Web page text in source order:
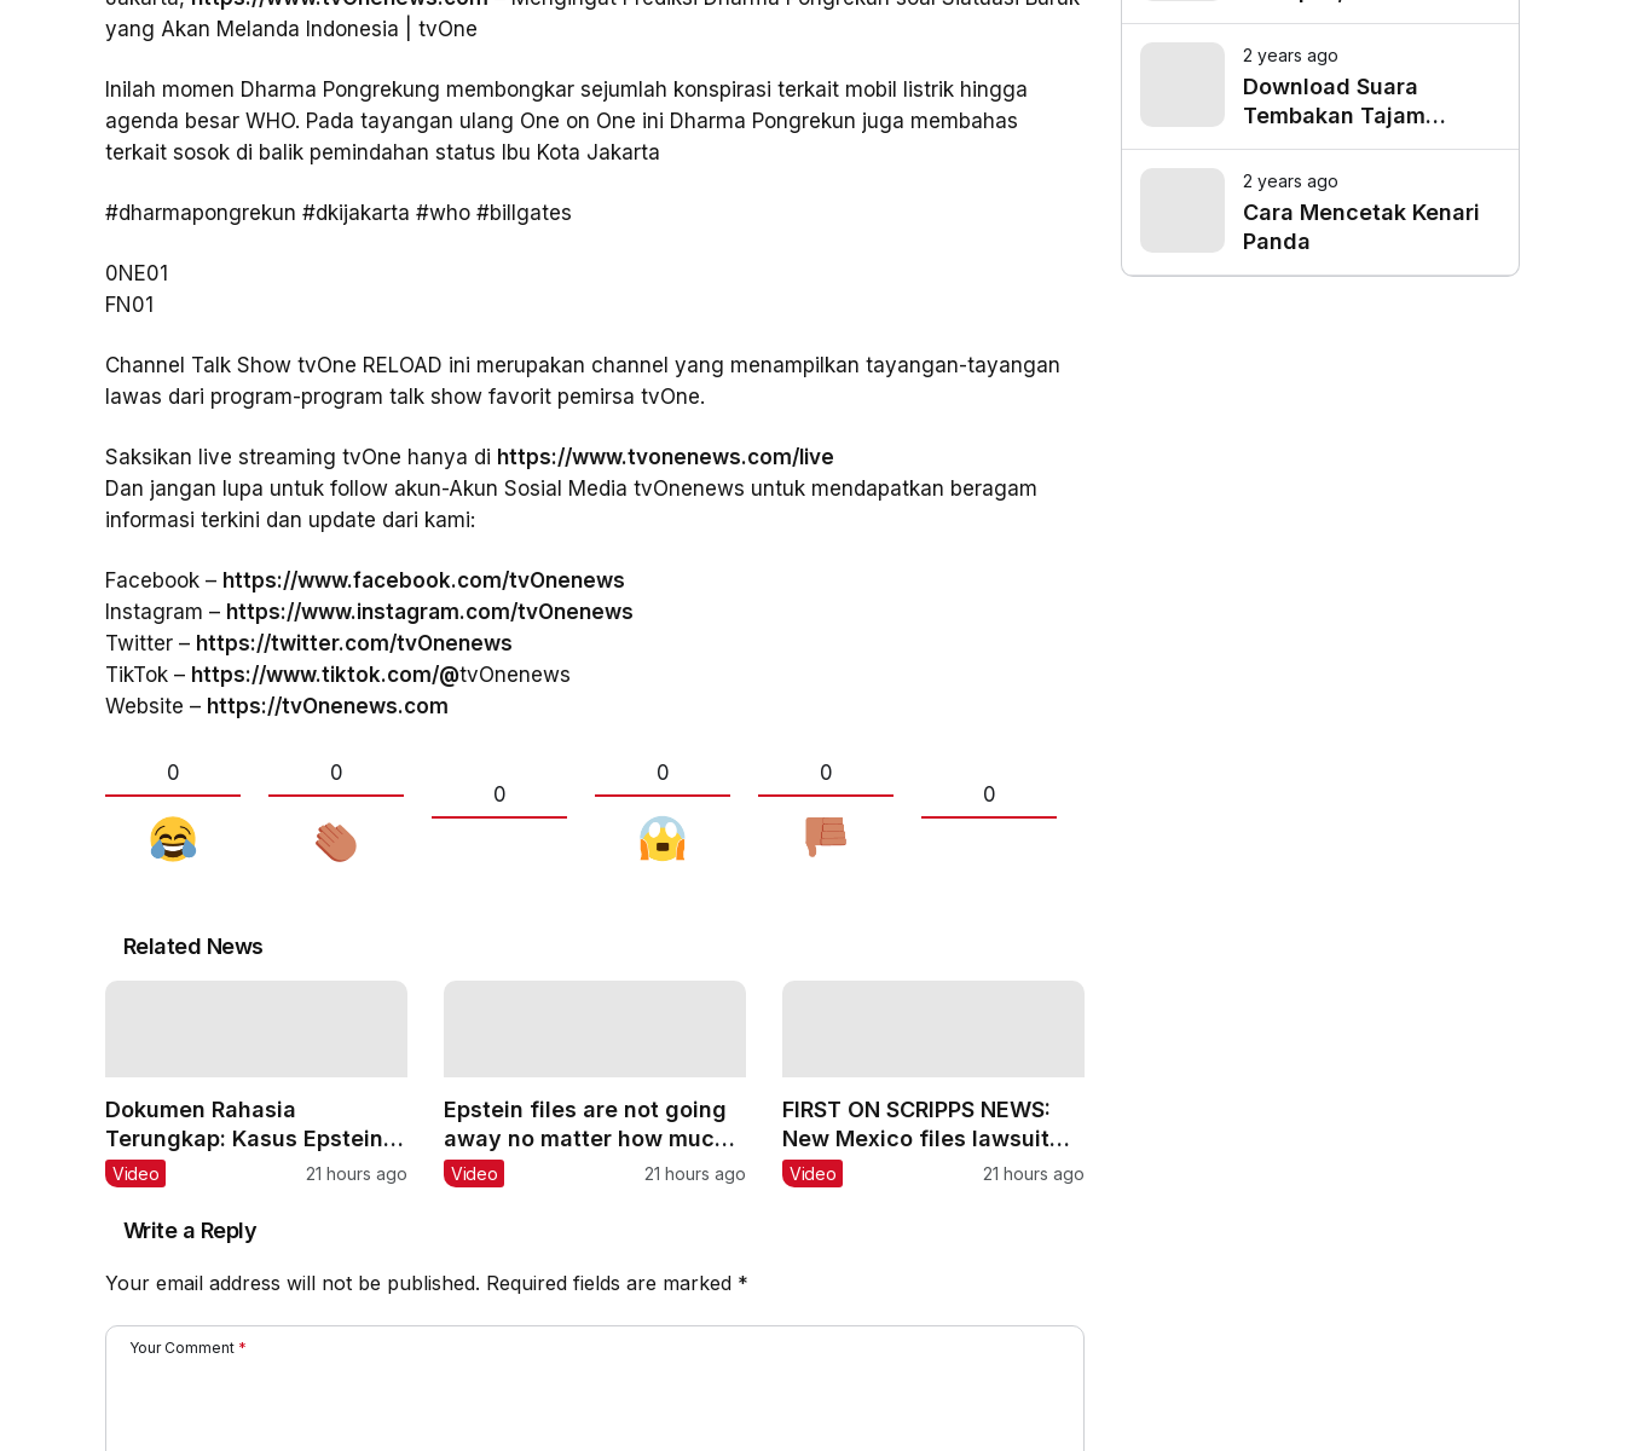
yang Akan Melanda Indonesia | tvOne
Inilah momen Dharma Pongrekung membongkar sejumlah konspirasi terkait mobil listrik hingga
agenda besar WHO. Pada tayangan ulang One on One ini Dharma Pongrekun juga membahas
terkait sosok di balik pemindahan status Ibu Kota Jakarta
#dharmapongrekun #dkijakarta #who #billgates
0NE01
FN01
Channel Talk Show tvOne RELOAD ini merupakan channel yang menampilkan tayangan-tayangan
lawas dari program-program talk show favorit pemirsa tvOne.
Saksikan live streaming tvOne hanya di https://www.tvonenews.com/live
Dan jangan lupa untuk follow akun-Akun Sosial Media tvOnenews untuk mendapatkan beragam
informasi terkini dan update dari kami:
Facebook – https://www.facebook.com/tvOnenews
Instagram – https://www.instagram.com/tvOnenews
Twitter – https://twitter.com/tvOnenews
TikTok – https://www.tiktok.com/@tvOnenews
Website – https://tvOnenews.com
0
0
0
0
0
0
Related News
Dokumen Rahasia
Terungkap: Kasus Epstein &
Kennedy Diselidiki!
#podcast #closethedoor
Video 21 hours ago
Epstein files are not going
away no matter how much
Trump wants them to
#releasetheepsteinfiles
Video 21 hours ago
FIRST ON SCRIPPS NEWS:
New Mexico files lawsuit
accusing DOJ of
withholding Epstein records
Video 21 hours ago
Write a Reply
Your email address will not be published. Required fields are marked *
Your Comment *
Favorit untuk Mangkal
Driver Online
2 years ago
Download Suara
Tembakan Tajam
Burung Siri Siri Gacor
Mp3
2 years ago
Cara Mencetak Kenari
Panda